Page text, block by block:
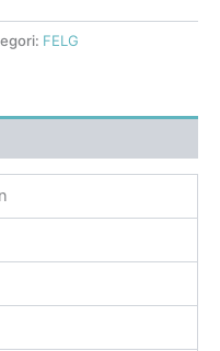
FELG